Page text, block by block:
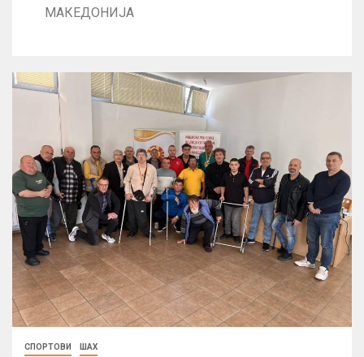
МАКЕДОНИЈА
СПОРТОВИ ШАХ